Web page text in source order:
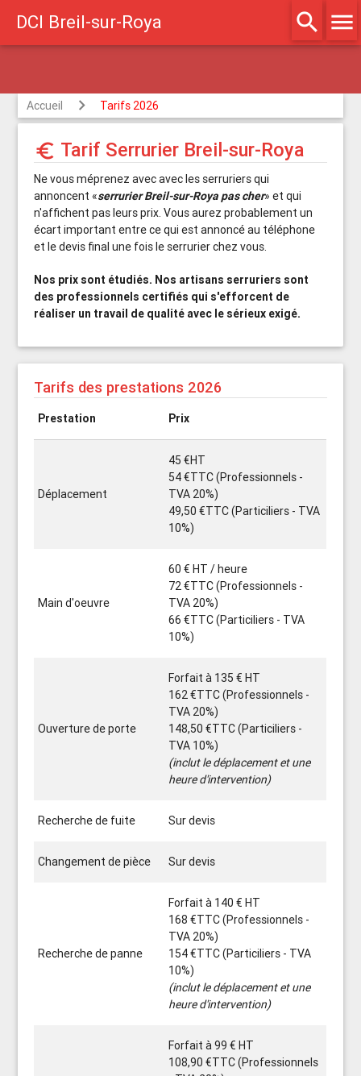
DCI Breil-sur-Roya search menu
Accueil Tarifs 2026
euro_symbol Tarif Serrurier Breil-sur-Roya
Ne vous méprenez avec avec les serruriers qui
annoncent «serrurier Breil-sur-Roya pas cher» et qui
n'affichent pas leurs prix. Vous aurez probablement un
écart important entre ce qui est annoncé au téléphone
et le devis final une fois le serrurier chez vous.
Nos prix sont étudiés. Nos artisans serruriers sont
des professionnels certifiés qui s'efforcent de
réaliser un travail de qualité avec le sérieux exigé.
Tarifs des prestations 2026
Prestation Prix
Déplacement
45 €HT
54 €TTC (Professionnels -
TVA 20%)
49,50 €TTC (Particiliers - TVA
10%)
Main d'oeuvre
60 € HT / heure
72 €TTC (Professionnels -
TVA 20%)
66 €TTC (Particiliers - TVA
10%)
Ouverture de porte
Forfait à 135 € HT
162 €TTC (Professionnels -
TVA 20%)
148,50 €TTC (Particiliers -
TVA 10%)
(inclut le déplacement et une
heure d'intervention)
Recherche de fuite Sur devis
Changement de pièce Sur devis
Recherche de panne
Forfait à 140 € HT
168 €TTC (Professionnels -
TVA 20%)
154 €TTC (Particiliers - TVA
10%)
(inclut le déplacement et une
heure d'intervention)
Forfait à 99 € HT
108,90 €TTC (Professionnels